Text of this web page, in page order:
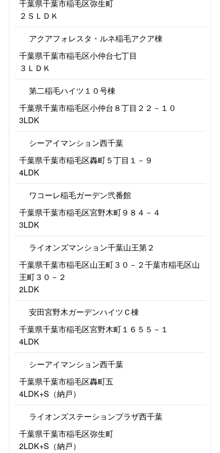
千葉県千葉市稲毛区弥生町
２ＳＬＤＫ
アクアフォレスタ・ルネ稲毛アクア棟
千葉県千葉市稲毛区小仲台七丁目
３ＬＤＫ
第二稲毛ハイツ１０号棟
千葉県千葉市稲毛区小仲台８丁目２２－１０
3LDK
シーアイマンション西千葉
千葉県千葉市稲毛区轟町５丁目１－９
4LDK
ワコーレ稲毛ガーデン弐番館
千葉県千葉市稲毛区宮野木町９８４－４
3LDK
ライオンズマンション千葉山王第２
千葉県千葉市稲毛区山王町３０－２千葉市稲毛区山
王町３０－２
2LDK
安田宮野木ガーデンハイツＣ棟
千葉県千葉市稲毛区宮野木町１６５５－１
4LDK
シーアイマンション西千葉
千葉県千葉市稲毛区轟町五
4LDK+S（納戸）
ライオンズステーションプラザ西千葉
千葉県千葉市稲毛区弥生町
2LDK+S（納戸）